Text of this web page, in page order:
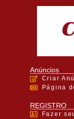
Anúncios
Criar
Página
REGISTRO
Fazer